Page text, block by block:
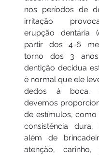
nos períodos de
irritação
erupção dentária
partir dos 4-6
torno dos 3
dentição decídua
é normal que ele
dedos à boca.
devemos
de estímulos, como
consistência dura,
além de
atenção, carinho,